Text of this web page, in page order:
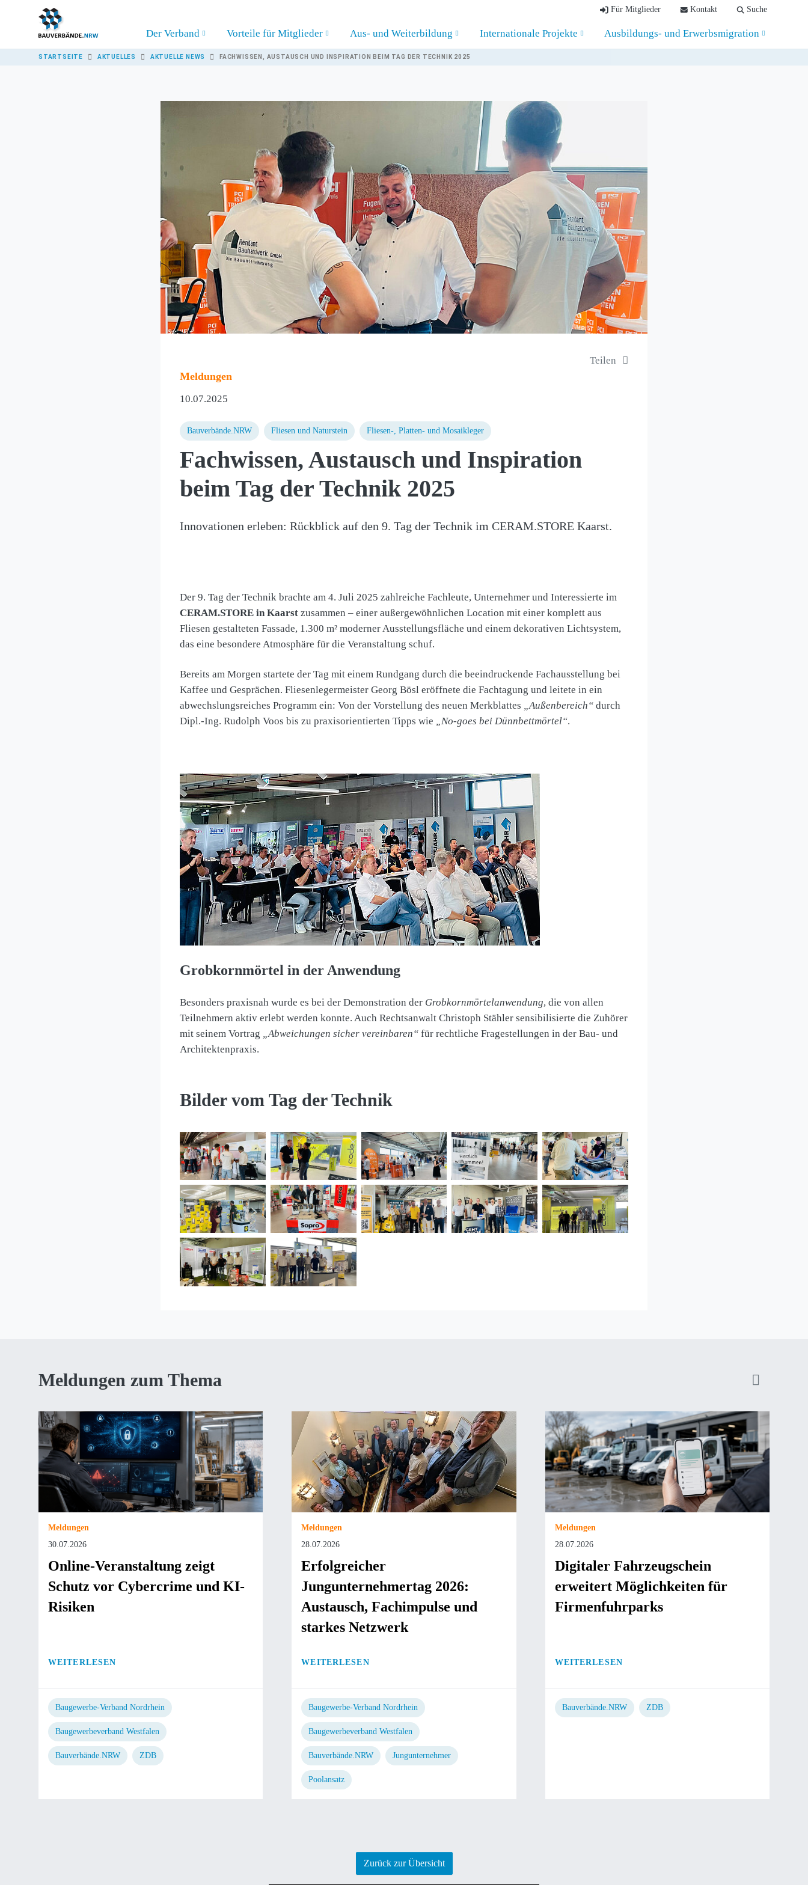
Skip to main content
Der Verband Vorteile für Mitglieder Aus- und Weiterbildung Internationale Projekte Ausbildungs- und Erwerbsmigration
Für Mitglieder Kontakt Suche
YOU ARE HERE:
STARTSEITE AKTUELLES AKTUELLE NEWS FACHWISSEN, AUSTAUSCH UND INSPIRATION BEIM TAG DER TECHNIK 2025
Teilen
Meldungen
10.07.2025
Bauverbände.NRW Fliesen und Naturstein Fliesen-, Platten- und Mosaikleger
Fachwissen, Austausch und Inspiration
beim Tag der Technik 2025
Innovationen erleben: Rückblick auf den 9. Tag der Technik im CERAM.STORE Kaarst.
Der 9. Tag der Technik brachte am 4. Juli 2025 zahlreiche Fachleute, Unternehmer und Interessierte im
CERAM.STORE in Kaarstzusammen – einer außergewöhnlichen Location mit einer komplett aus
Fliesen gestalteten Fassade, 1.300 m² moderner Ausstellungsfläche und einem dekorativen Lichtsystem,
das eine besondere Atmosphäre für die Veranstaltung schuf.
Bereits am Morgen startete der Tag mit einem Rundgang durch die beeindruckende Fachausstellung bei
Kaffee und Gesprächen. Fliesenlegermeister Georg Bösl eröffnete die Fachtagung und leitete in ein
abwechslungsreiches Programm ein: Von der Vorstellung des neuen Merkblattes „Außenbereich“durch
Dipl.-Ing. Rudolph Voos bis zu praxisorientierten Tipps wie „No-goes bei Dünnbettmörtel“.
Grobkornmörtel in der Anwendung
Besonders praxisnah wurde es bei der Demonstration der Grobkornmörtelanwendung, die von allen
Teilnehmern aktiv erlebt werden konnte. Auch Rechtsanwalt Christoph Stähler sensibilisierte die Zuhörer
mit seinem Vortrag „Abweichungen sicher vereinbaren“für rechtliche Fragestellungen in der Bau- und
Architektenpraxis.
Bilder vom Tag der Technik
Meldungen zum Thema
Meldungen
30.07.2026
Online-Veranstaltung zeigt
Schutz vor Cybercrime und KI-
Risiken
WEITERLESEN
Baugewerbe-Verband Nordrhein
Baugewerbeverband Westfalen
Bauverbände.NRW ZDB
Meldungen
28.07.2026
Erfolgreicher
Jungunternehmertag 2026:
Austausch, Fachimpulse und
starkes Netzwerk
WEITERLESEN
Baugewerbe-Verband Nordrhein
Baugewerbeverband Westfalen
Bauverbände.NRW Jungunternehmer
Poolansatz
Meldungen
28.07.2026
Digitaler Fahrzeugschein
erweitert Möglichkeiten für
Firmenfuhrparks
WEITERLESEN
Bauverbände.NRW ZDB
Zurück zur Übersicht